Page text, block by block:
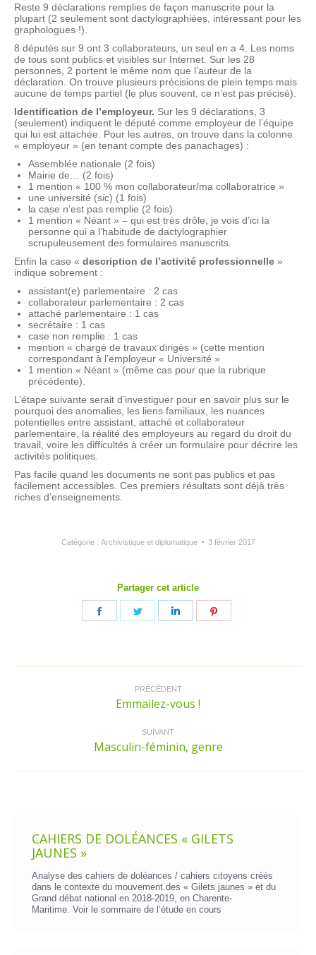
Reste 9 déclarations remplies de façon manuscrite pour la
plupart (2 seulement sont dactylographiées, intéressant pour les
graphologues !).
8 députés sur 9 ont 3 collaborateurs, un seul en a 4. Les noms
de tous sont publics et visibles sur Internet. Sur les 28
personnes, 2 portent le même nom que l’auteur de la
déclaration. On trouve plusieurs précisions de plein temps mais
aucune de temps partiel (le plus souvent, ce n’est pas précisé).
Identification de l’employeur. Sur les 9 déclarations, 3
(seulement) indiquent le député comme employeur de l’équipe
qui lui est attachée. Pour les autres, on trouve dans la colonne
« employeur » (en tenant compte des panachages) :
Assemblée nationale (2 fois)
Mairie de… (2 fois)
1 mention « 100 % mon collaborateur/ma collaboratrice »
une université (sic) (1 fois)
la case n’est pas remplie (2 fois)
1 mention « Néant » – qui est très drôle, je vois d’ici la
personne qui a l’habitude de dactylographier
scrupuleusement des formulaires manuscrits.
Enfin la case « description de l’activité professionnelle »
indique sobrement :
assistant(e) parlementaire : 2 cas
collaborateur parlementaire : 2 cas
attaché parlementaire : 1 cas
secrétaire : 1 cas
case non remplie : 1 cas
mention « chargé de travaux dirigés » (cette mention
correspondant à l’employeur « Université »
1 mention « Néant » (même cas pour que la rubrique
précédente).
L’étape suivante serait d’investiguer pour en savoir plus sur le
pourquoi des anomalies, les liens familiaux, les nuances
potentielles entre assistant, attaché et collaborateur
parlementaire, la réalité des employeurs au regard du droit du
travail, voire les difficultés à créer un formulaire pour décrire les
activités politiques.
Pas facile quand les documents ne sont pas publics et pas
facilement accessibles. Ces premiers résultats sont déjà très
riches d’enseignements.
Catégorie : Archivistique et diplomatique 3 février 2017
Partager cet article
Partager Partager Partager
PRÉCÉDENT
Article
Emmailez-vous !
SUIVANT
Article
:
Masculin-féminin, genre
CAHIERS DE DOLÉANCES « GILETS
JAUNES »
Analyse des cahiers de doléances / cahiers citoyens créés
dans le contexte du mouvement des « Gilets jaunes » et du
Grand débat national en 2018-2019, en Charente-
Maritime. Voir le sommaire de l’étude en cours